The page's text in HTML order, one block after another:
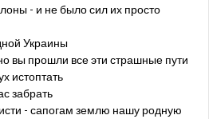
- и не было сил их просто
Украины
вы прошли все эти страшные пути
истоптать
забрать
- сапогам землю нашу родную